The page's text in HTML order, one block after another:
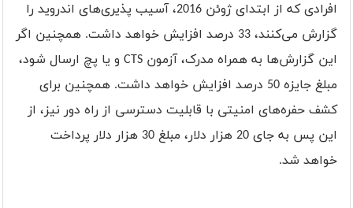
افرادی که از ابتدای ژوئن 2016، آسیب پذیری‌های اندروید را
گزارش می‌کنند، 33 درصد افزایش خواهد داشت. همچنین اگر
این گزارش‌ها به همراه مدرک، آزمون CTS و یا پچ ارسال شود،
مبلغ جایزه 50 درصد افزایش خواهد داشت. همچنین برای
کشف حفره‌های امنیتی با قابلیت دسترسی از راه دور نیز، از
این پس به جای 20 هزار دلار، مبلغ 30 هزار دلار پرداخت
خواهد شد.